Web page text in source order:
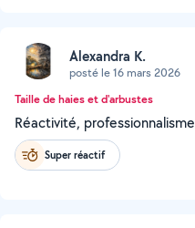
Alexandra K.
posté le 16 mars 2026
Taille de haies et d'arbustes
Réactivité,
Super réactif